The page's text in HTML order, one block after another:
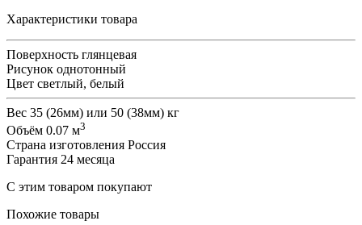
Характеристики товара
Поверхность глянцевая
Рисунок однотонный
Цвет светлый, белый
Вес 35 (26мм) или 50 (38мм) кг
Объём 0.07 м3
Страна изготовления Россия
Гарантия 24 месяца
С этим товаром покупают
Похожие товары